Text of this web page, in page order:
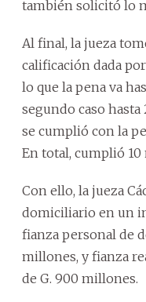
también solicitó lo
Al final, la jueza
calificación dada
lo que la pena va
segundo caso
se cumplió con la
En total, cumplió 10
Con ello, la jueza
domiciliario en un
fianza personal de
millones, y fianza
de G. 900 millones.